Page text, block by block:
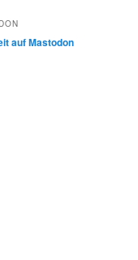
auf Mastodon